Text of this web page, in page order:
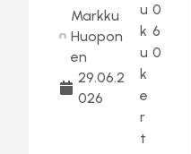
Markku
Huopon
en
29.06.2
026
u
k
u
k
e
r
t
0
6
0